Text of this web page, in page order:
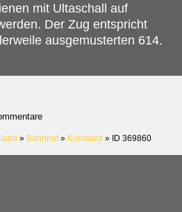
mit Ultaschall auf
Der Zug entspricht
ausgemusterten 614.
» Bahnhof» Konstanz » ID 369860